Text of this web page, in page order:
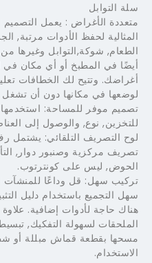
التوابل
الأغراض : يعمل التصميم
لحفظ الأدوات مرتبة,
شوكة,التوابل وغيرها من
في المطبخ أو أي مكان في
وتتيح لك الخطافات تعليق
في مكانها دون أن تشغل
موفر للمساحة: استخدمها في
نوع, والوصول إلى العناصر
التصريف التلقائي: يشتمل رف
مركزية وصنبور دوار, التأكد
ليس على كونترتوب.
سهل: قل وداعًا للمنشآت
التجميع باستخدام دليل التثبيت
حاجة لأدوات إضافية. علاوة على
لسهولة التفكيك, تبسيط
بقطعة قماش مبللة أو شطفها